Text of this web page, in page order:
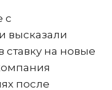
с
высказали
на новые
после